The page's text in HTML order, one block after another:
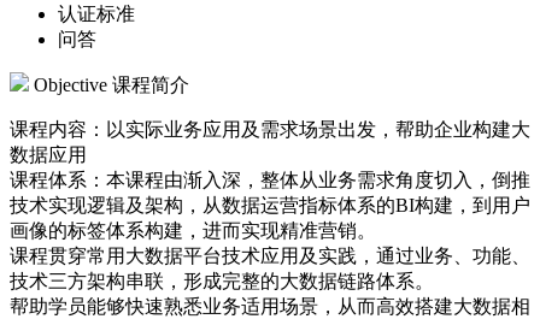
认证标准
问答
Objective 课程简介
课程内容：以实际业务应用及需求场景出发，帮助企业构建大
数据应用
课程体系：本课程由渐入深，整体从业务需求角度切入，倒推
技术实现逻辑及架构，从数据运营指标体系的BI构建，到用户
画像的标签体系构建，进而实现精准营销。
课程贯穿常用大数据平台技术应用及实践，通过业务、功能、
技术三方架构串联，形成完整的大数据链路体系。
帮助学员能够快速熟悉业务适用场景，从而高效搭建大数据相